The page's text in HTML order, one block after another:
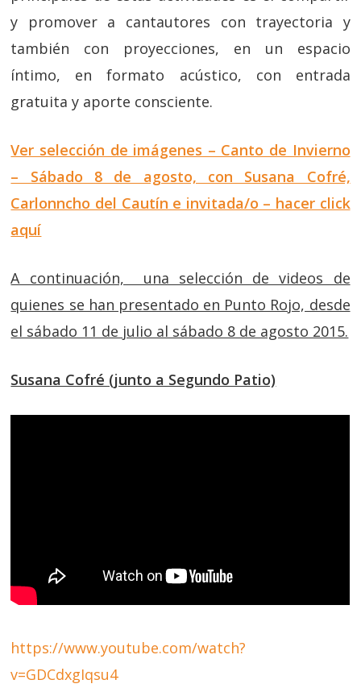
y promover a cantautores con trayectoria y
también con proyecciones, en un espacio
íntimo, en formato acústico, con entrada
gratuita y aporte consciente.
Ver selección de imágenes – Canto de Invierno
– Sábado 8 de agosto, con Susana Cofré,
Carlonncho del Cautín e invitada/o – hacer click
aquí
A continuación, una selección de videos de
quienes se han presentado en Punto Rojo, desde
el sábado 11 de julio al sábado 8 de agosto 2015.
Susana Cofré (junto a Segundo Patio)
https://www.youtube.com/watch?
v=GDCdxgIqsu4